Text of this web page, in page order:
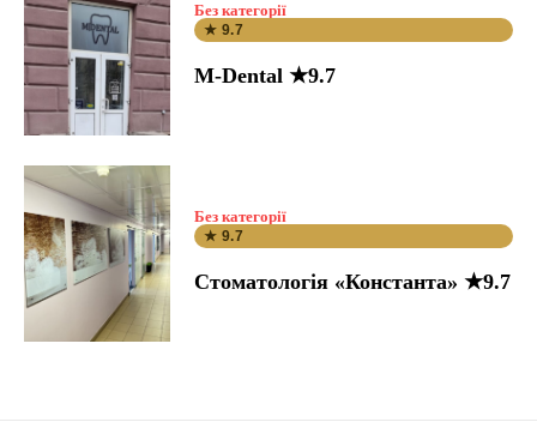
Без категорії
★ 9.7
M-Dental ★9.7
Без категорії
★ 9.7
Стоматологія «Константа» ★9.7